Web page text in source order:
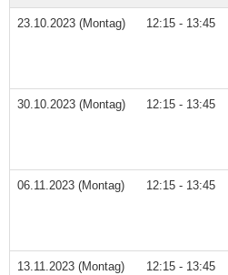
23.10.2023 (Montag) 12:15 - 13:45
30.10.2023 (Montag) 12:15 - 13:45
06.11.2023 (Montag) 12:15 - 13:45
13.11.2023 (Montag) 12:15 - 13:45